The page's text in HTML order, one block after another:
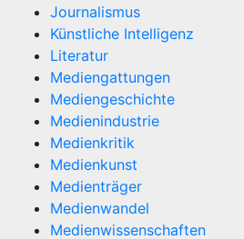
Journalismus
Künstliche Intelligenz
Literatur
Mediengattungen
Mediengeschichte
Medienindustrie
Medienkritik
Medienkunst
Medienträger
Medienwandel
Medienwissenschaften